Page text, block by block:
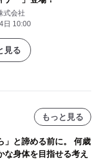
式会社
日 10:00
見る
もっと見る
」と諦める前に。 何歳
な身体を目指せる考え